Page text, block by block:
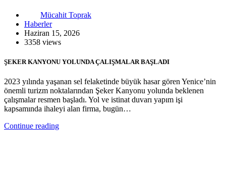
Mücahit Toprak
Haberler
Haziran 15, 2026
3358 views
ŞEKER KANYONU YOLUNDA ÇALIŞMALAR BAŞLADI
2023 yılında yaşanan sel felaketinde büyük hasar gören Yenice’nin
önemli turizm noktalarından Şeker Kanyonu yolunda beklenen
çalışmalar resmen başladı. Yol ve istinat duvarı yapım işi
kapsamında ihaleyi alan firma, bugün…
Continue reading